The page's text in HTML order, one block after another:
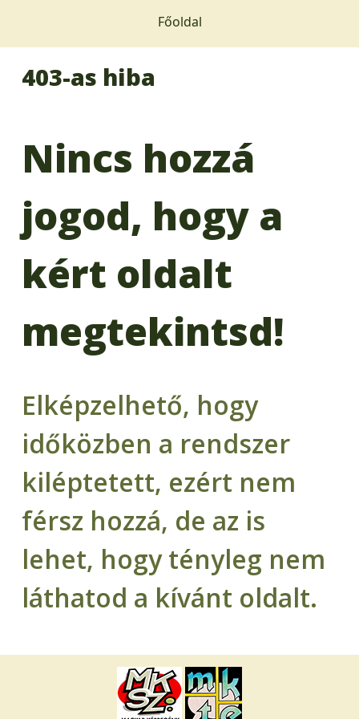
Főoldal
403-as hiba
Nincs hozzá
jogod, hogy a
kért oldalt
megtekintsd!
Elképzelhető, hogy
időközben a rendszer
kiléptetett, ezért nem
férsz hozzá, de az is
lehet, hogy tényleg nem
láthatod a kívánt oldalt.